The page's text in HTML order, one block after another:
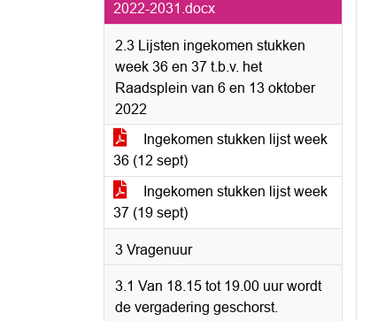
2022-2031.docx
2.3 Lijsten ingekomen stukken
week 36 en 37 t.b.v. het
Raadsplein van 6 en 13 oktober
2022
Ingekomen stukken lijst week
36 (12 sept)
Ingekomen stukken lijst week
37 (19 sept)
3 Vragenuur
3.1 Van 18.15 tot 19.00 uur wordt
de vergadering geschorst.